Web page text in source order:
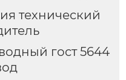
технический
гост 5644